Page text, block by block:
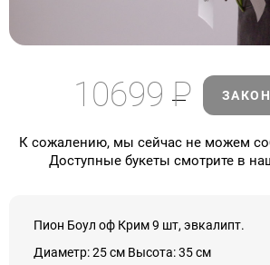
10699Р
К сожалению, мы сейчас не можем
Доступные букеты смотрите в
Пион Боул оф Крим 9 шт, эвкалипт.
Диаметр: 25 см Высота: 35 см